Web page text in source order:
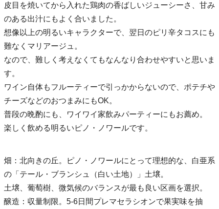
皮目を焼いてから入れた鶏肉の香ばしいジューシーさ、甘み
のある出汁にもよく合いました。
想像以上の明るいキャラクターで、翌日のピリ辛タコスにも
難なくマリアージュ。
なので、難しく考えなくてもなんなり合わせやすいと思いま
す。
ワイン自体もフルーティーで引っかからないので、ポテチや
チーズなどのおつまみにもOK。
普段の晩酌にも、ワイワイ家飲みパーティーにもお薦め。
楽しく飲める明るいピノ・ノワールです。
畑：北向きの丘。ピノ・ノワールにとって理想的な、白亜系
の「テール・ブランシュ（白い土地）」土壌。
土壌、葡萄樹、微気候のバランスが最も良い区画を選択。
醸造：収量制限。5-6日間プレマセラシオンで果実味を抽